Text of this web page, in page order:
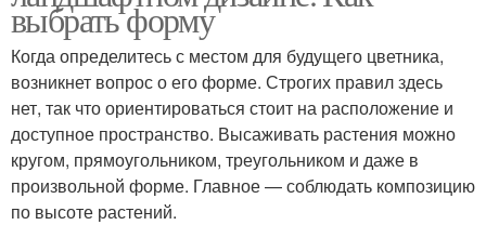
выбрать форму
Когда определитесь с местом для будущего цветника,
возникнет вопрос о его форме. Строгих правил здесь
нет, так что ориентироваться стоит на расположение и
доступное пространство. Высаживать растения можно
кругом, прямоугольником, треугольником и даже в
произвольной форме. Главное — соблюдать композицию
по высоте растений.